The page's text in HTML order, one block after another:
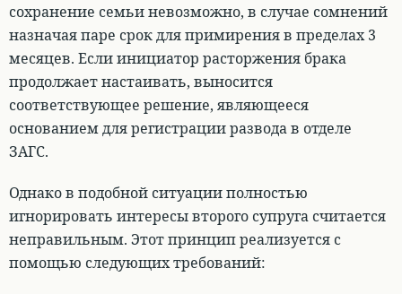
сохранение семьи невозможно, в случае сомнений
назначая паре срок для примирения в пределах 3
месяцев. Если инициатор расторжения брака
продолжает настаивать, выносится
соответствующее решение, являющееся
основанием для регистрации развода в отделе
ЗАГС.
Однако в подобной ситуации полностью
игнорировать интересы второго супруга считается
неправильным. Этот принцип реализуется с
помощью следующих требований: